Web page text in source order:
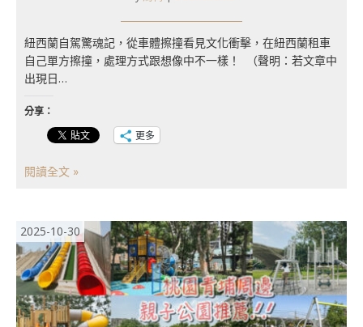
紐西蘭自駕驚魂記，從車體擦撞看見文化衝擊，在紐西蘭租車
自己單方擦撞，處理方式跟想像中不一樣！ ​ （聲明：若文章中
出現日…
分享：
更多
閱讀全文 »
2025-10-30